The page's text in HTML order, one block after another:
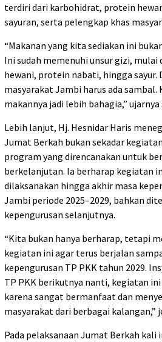
terdiri dari karbohidrat, protein
sayuran, serta pelengkap khas
“Makanan yang kita sediakan ini
Ini sudah memenuhi unsur gizi,
hewani, protein nabati, hingga sayur.
masyarakat Jambi harus ada sambal.
makannya jadi lebih bahagia,”
Lebih lanjut, Hj. Hesnidar Haris
Jumat Berkah bukan sekadar
program yang direncanakan untuk
berkelanjutan. Ia berharap kegiatan
dilaksanakan hingga akhir masa
Jambi periode 2025–2029, bahkan
kepengurusan selanjutnya.
“Kita bukan hanya berharap, tetapi
kegiatan ini agar terus berjalan
kepengurusan TP PKK tahun 2029.
TP PKK berikutnya nanti, kegiatan
karena sangat bermanfaat dan
masyarakat dari berbagai kalangan,”
Pada pelaksanaan Jumat Berkah kali